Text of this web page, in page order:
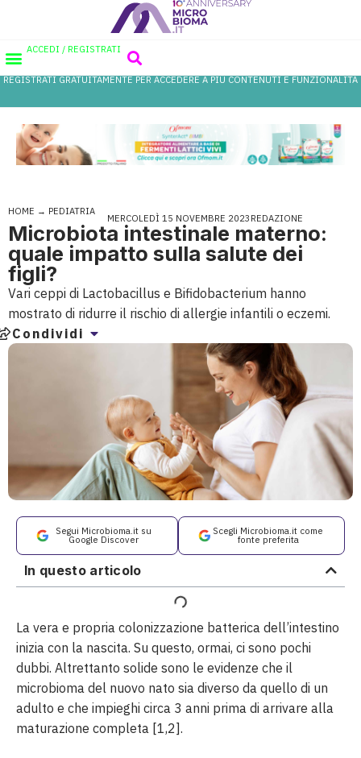
ACCEDI / REGISTRATI
REGISTRATI GRATUITAMENTE PER ACCEDERE A PIÙ CONTENUTI E FUNZIONALITÀ
HOME → PEDIATRIA
MERCOLEDÌ 15 NOVEMBRE 2023 REDAZIONE
Microbiota intestinale materno:
quale impatto sulla salute dei
figli?
Vari ceppi di Lactobacillus e Bifidobacterium hanno
mostrato di ridurre il rischio di allergie infantili o eczemi.
Condividi
Segui Microbioma.it su
Google Discover
Scegli Microbioma.it come
fonte preferita
In questo articolo
La vera e propria colonizzazione batterica dell’intestino
inizia con la nascita. Su questo, ormai, ci sono pochi
dubbi. Altrettanto solide sono le evidenze che il
microbioma del nuovo nato sia diverso da quello di un
adulto e che impieghi circa 3 anni prima di arrivare alla
maturazione completa [1,2].